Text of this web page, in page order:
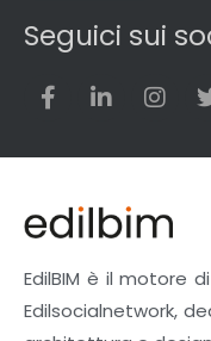
Seguici sui
EdilBIM è il motore
Edilsocialnetwork,